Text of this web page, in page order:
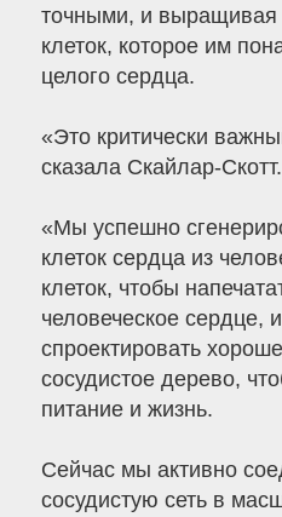
точными, и выращивая
клеток, которое им
целого сердца.
«Это критически
сказала Скайлар-Скотт.
«Мы успешно
клеток сердца из
клеток, чтобы
человеческое сердце,
спроектировать
сосудистое дерево,
питание и жизнь.
Сейчас мы активно
сосудистую сеть в